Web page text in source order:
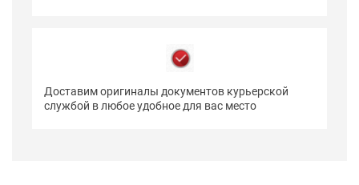
Доставим оригиналы документов курьерской
службой в любое удобное для вас место